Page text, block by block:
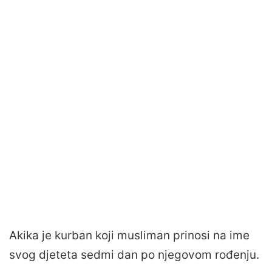
Akika je kurban koji musliman prinosi na ime
svog djeteta sedmi dan po njegovom rođenju.